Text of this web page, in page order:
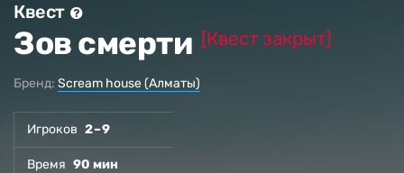
Квест
Зов смерти [Квест закрыт]
Бренд: Scream house (Алматы)
Игроков 2 – 9
Время 90 мин